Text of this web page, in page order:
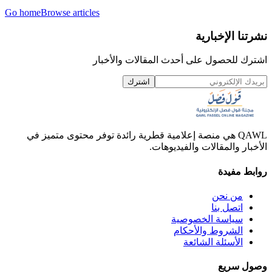
Go homeBrowse articles
نشرتنا الإخبارية
اشترك للحصول على أحدث المقالات والأخبار
اشترك
QAWL هي منصة إعلامية قطرية رائدة توفر محتوى متميز في
الأخبار والمقالات والفيديوهات.
روابط مفيدة
من نحن
اتصل بنا
سياسة الخصوصية
الشروط والأحكام
الأسئلة الشائعة
وصول سريع